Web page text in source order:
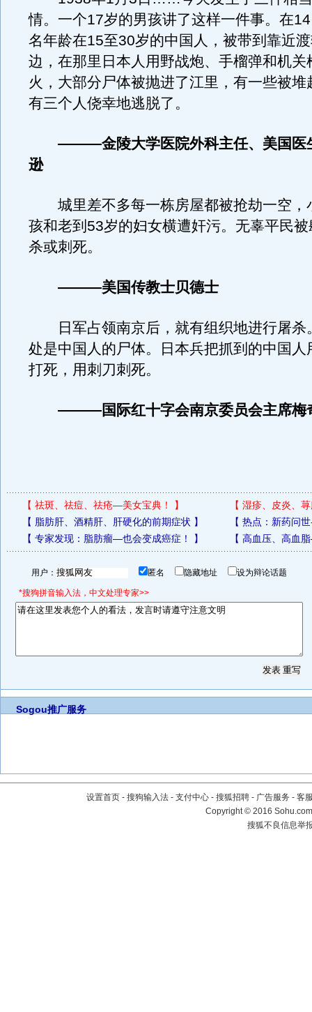
情。一个17岁的男孩讲了这样一件事。在
名年龄在15至30岁的中国人，被带到靠近
边，在那里日本人用野战炮、手榴弹和机关
火，大部分尸体被抛进了江里，有一些被堆
有三个人侥幸地逃脱了。
———金陵大学医院外科主任、美国医
逊
城里差不多每一栋房屋都被抢劫一空，
孩和老到53岁的妇女横遭奸污。无辜平民
杀或刺死。
———美国传教士贝德士
日军占领南京后，就有组织地进行屠杀
处是中国人的尸体。日本兵把抓到的中国人
打死，用刺刀刺死。
———国际红十字会南京委员会主席梅
【 祛斑、祛痘、祛疮—美女宝典！ 】 【 湿疹、皮炎、
【 脂肪肝、酒精肝、肝硬化的前期症状 】 【 热点：新药问
【 专家发现：脂肪瘤—也会变成癌症！ 】 【 高血压、高血
用户： 匿名 隐藏地址 设为辩论话题
*搜狗拼音输入法，中文处理专家>>
Sogou推广服务
设置首页 - 搜狗输入法 - 支付中心 - 搜狐招聘 - 广告服务 - 客
Copyright©2016
搜狐不良信息举